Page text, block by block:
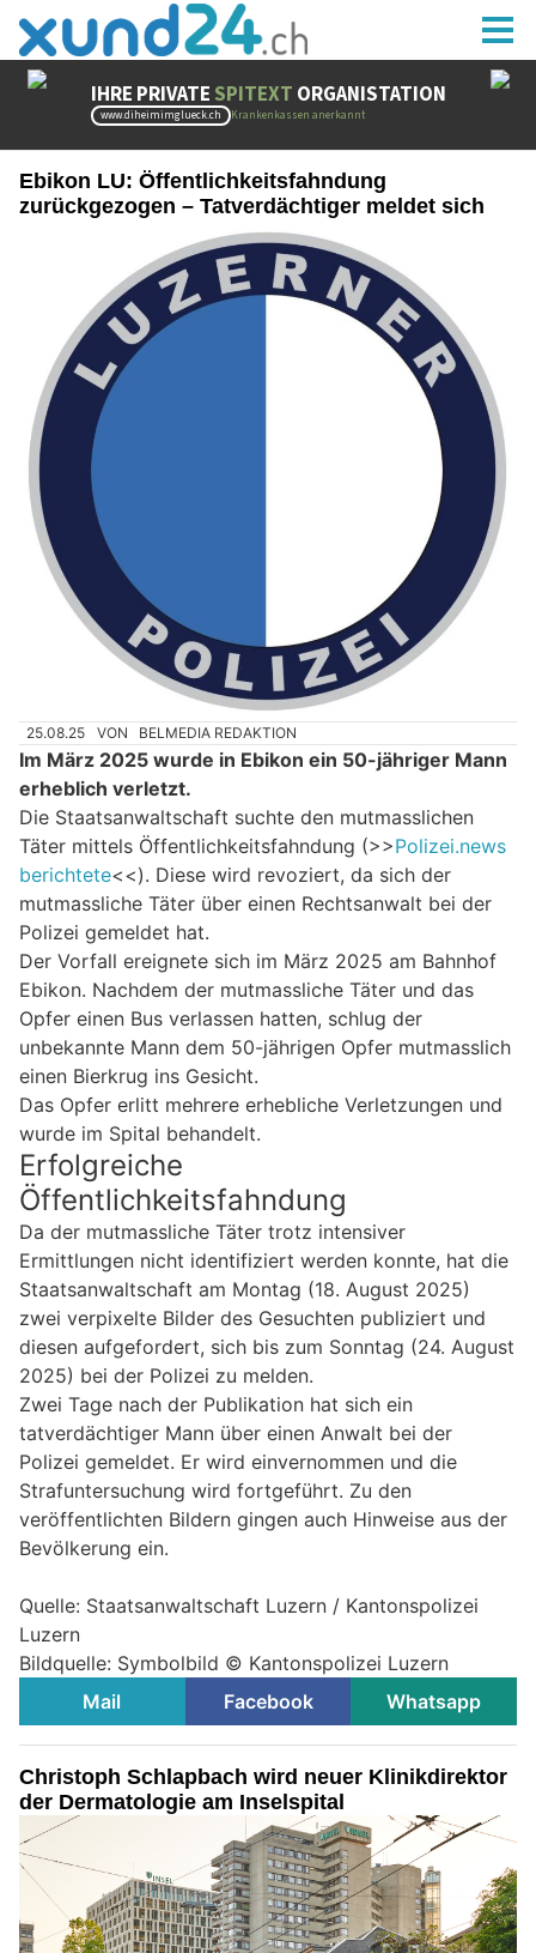
Ebikon LU: Öffentlichkeitsfahndung
zurückgezogen – Tatverdächtiger meldet sich
25.08.25 VON BELMEDIA REDAKTION
Im März 2025 wurde in Ebikon ein 50-jähriger Mann
erheblich verletzt.
Die Staatsanwaltschaft suchte den mutmasslichen
Täter mittels Öffentlichkeitsfahndung (>>Polizei.news
berichtete<<). Diese wird revoziert, da sich der
mutmassliche Täter über einen Rechtsanwalt bei der
Polizei gemeldet hat.
Der Vorfall ereignete sich im März 2025 am Bahnhof
Ebikon. Nachdem der mutmassliche Täter und das
Opfer einen Bus verlassen hatten, schlug der
unbekannte Mann dem 50-jährigen Opfer mutmasslich
einen Bierkrug ins Gesicht.
Das Opfer erlitt mehrere erhebliche Verletzungen und
wurde im Spital behandelt.
Erfolgreiche
Öffentlichkeitsfahndung
Da der mutmassliche Täter trotz intensiver
Ermittlungen nicht identifiziert werden konnte, hat die
Staatsanwaltschaft am Montag (18. August 2025)
zwei verpixelte Bilder des Gesuchten publiziert und
diesen aufgefordert, sich bis zum Sonntag (24. August
2025) bei der Polizei zu melden.
Zwei Tage nach der Publikation hat sich ein
tatverdächtiger Mann über einen Anwalt bei der
Polizei gemeldet. Er wird einvernommen und die
Strafuntersuchung wird fortgeführt. Zu den
veröffentlichten Bildern gingen auch Hinweise aus der
Bevölkerung ein.
Quelle: Staatsanwaltschaft Luzern / Kantonspolizei
Luzern
Bildquelle: Symbolbild © Kantonspolizei Luzern
Mail
Facebook Whatsapp
Christoph Schlapbach wird neuer Klinikdirektor
der Dermatologie am Inselspital